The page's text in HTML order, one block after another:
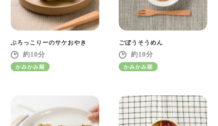
ぶろっこりーのサケおやき
10
かみかみ期
ごぼうそうめん
10
かみかみ期